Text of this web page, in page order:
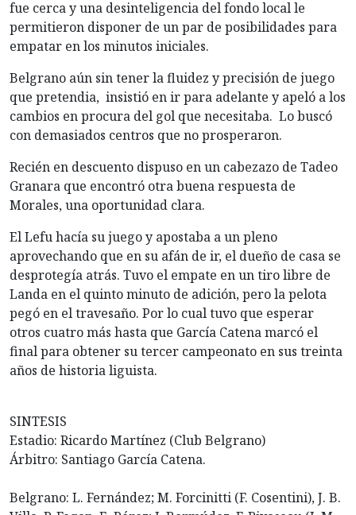
fue cerca y una desinteligencia del fondo local le
permitieron disponer de un par de posibilidades para
empatar en los minutos iniciales.
Belgrano aún sin tener la fluidez y precisión de juego
que pretendia, insistió en ir para adelante y apeló a los
cambios en procura del gol que necesitaba. Lo buscó
con demasiados centros que no prosperaron.
Recién en descuento dispuso en un cabezazo de Tadeo
Granara que encontró otra buena respuesta de
Morales, una oportunidad clara.
El Lefu hacía su juego y apostaba a un pleno
aprovechando que en su afán de ir, el dueño de casa se
desprotegía atrás. Tuvo el empate en un tiro libre de
Landa en el quinto minuto de adición, pero la pelota
pegó en el travesaño. Por lo cual tuvo que esperar
otros cuatro más hasta que García Catena marcó el
final para obtener su tercer campeonato en sus treinta
años de historia liguista.
SINTESIS
Estadio: Ricardo Martínez (Club Belgrano)
Árbitro: Santiago García Catena.
Belgrano: L. Fernández; M. Forcinitti (F. Cosentini), J. B.